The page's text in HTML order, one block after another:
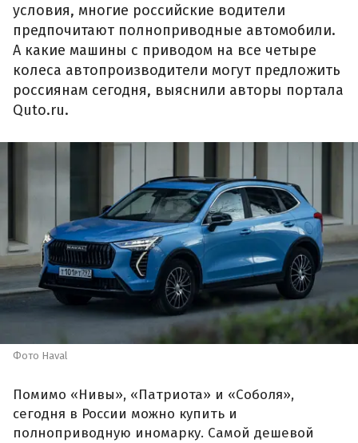
условия, многие российские водители
предпочитают полноприводные автомобили.
А какие машины с приводом на все четыре
колеса автопроизводители могут предложить
россиянам сегодня, выяснили авторы портала
Quto.ru.
Фото Haval
Помимо «Нивы», «Патриота» и «Соболя»,
сегодня в России можно купить и
полноприводную иномарку. Самой дешевой